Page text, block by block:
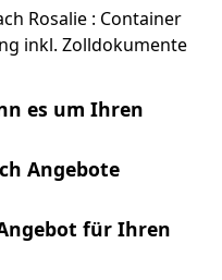
Rosalie : Container
inkl. Zolldokumente
es um Ihren
Angebote
für Ihren